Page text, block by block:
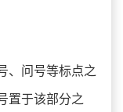
、问号等标点之
置于该部分之